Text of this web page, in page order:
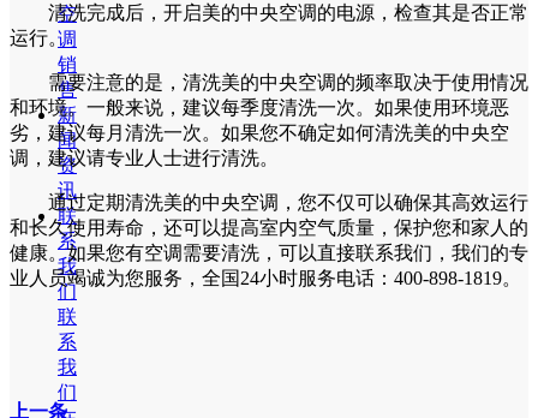
空
调
销
售
新
闻
资
讯
联
系
我
们
联
系
我
们
清洗完成后，开启美的中央空调的电源，检查其是否正常
运行。
需要注意的是，清洗美的中央空调的频率取决于使用情况
和环境。一般来说，建议每季度清洗一次。如果使用环境恶
劣，建议每月清洗一次。如果您不确定如何清洗美的中央空
调，建议请专业人士进行清洗。
通过定期清洗美的中央空调，您不仅可以确保其高效运行
和长久使用寿命，还可以提高室内空气质量，保护您和家人的
健康。如果您有空调需要清洗，可以直接联系我们，我们的专
业人员竭诚为您服务，全国24小时服务电话：400-898-1819。
上一条